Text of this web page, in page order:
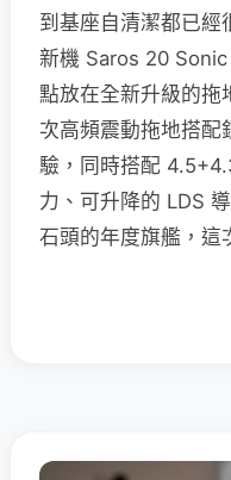
到基座自清潔都已經
新機 Saros 20
點放在全新升級的拖
次高頻震動拖地搭配
驗，同時搭配
力、可升降的 LDS
石頭的年度旗艦，這